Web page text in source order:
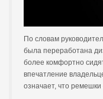
По словам
была переработана
более комфортно
впечатление
означает, что